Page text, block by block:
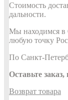
Стоимость
дальности.
Мы находимся в
любую точку
По Санкт-
Оставьте
Возврат товара